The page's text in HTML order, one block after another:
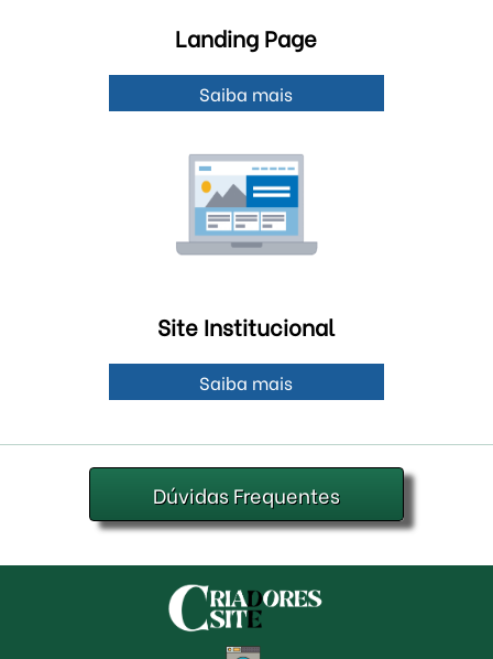
Landing Page
Saiba mais
Site Institucional
Saiba mais
Dúvidas Frequentes